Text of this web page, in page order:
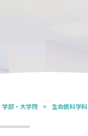
学部・大学院 生命医科学科